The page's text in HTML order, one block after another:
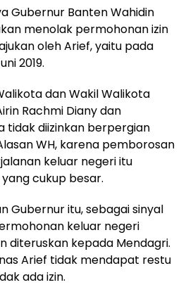
Gubernur Banten Wahidin
menolak permohonan izin
oleh Arief, yaitu pada
2019.
dan Wakil Walikota
Rachmi Diany dan
tidak diizinkan berpergian
WH, karena pemborosan
keluar negeri itu
cukup besar.
Gubernur itu, sebagai sinyal
keluar negeri
diteruskan kepada Mendagri.
Arief tidak mendapat restu
ada izin.